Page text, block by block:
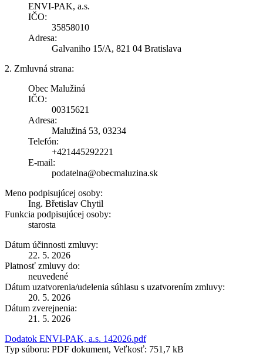
ENVI-PAK, a.s.
IČO:
35858010
Adresa:
Galvaniho 15/A, 821 04 Bratislava
2. Zmluvná strana:
Obec Malužiná
IČO:
00315621
Adresa:
Malužiná 53, 03234
Telefón:
+421445292221
E-mail:
podatelna@obecmaluzina.sk
Meno podpisujúcej osoby:
Ing. Břetislav Chytil
Funkcia podpisujúcej osoby:
starosta
Dátum účinnosti zmluvy:
22. 5. 2026
Platnosť zmluvy do:
neuvedené
Dátum uzatvorenia/udelenia súhlasu s uzatvorením zmluvy:
20. 5. 2026
Dátum zverejnenia:
21. 5. 2026
Dodatok ENVI-PAK, a.s. 142026.pdf
Typ súboru: PDF dokument, Veľkosť: 751,7 kB